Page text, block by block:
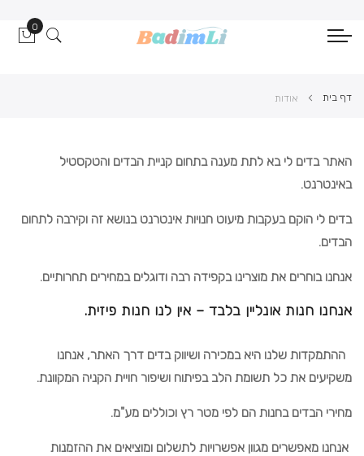
0
דף בית אודות
האתר בדים לי בא לתת מענה בתחום קניית הבדים והטקסטיל
באינטרנט.
בדים לי הוקם בעקבות מיעוט חנויות אינטרנט בנושא זה וקירבה לתחום
הבדים.
אנחנו בוחרים את מוצרינו בקפידה רבה ודוגלים במחירים תחרותיים.
אנחנו חנות אונליין בלבד – אין לנו חנות פיזית.
ההתמקדות שלנו היא במכירה ושיווק בדים דרך האתר, אנחנו
משקיעים את כל תשומת הלב בפיתוח ושיפור חויית הקניה המקוונת.
מחירי הבדים בחנות הם לפי מטר רץ וכוללים מע"מ.
אנחנו מאפשרים מגוון אפשרויות לתשלום ומוציאים את ההזמנות